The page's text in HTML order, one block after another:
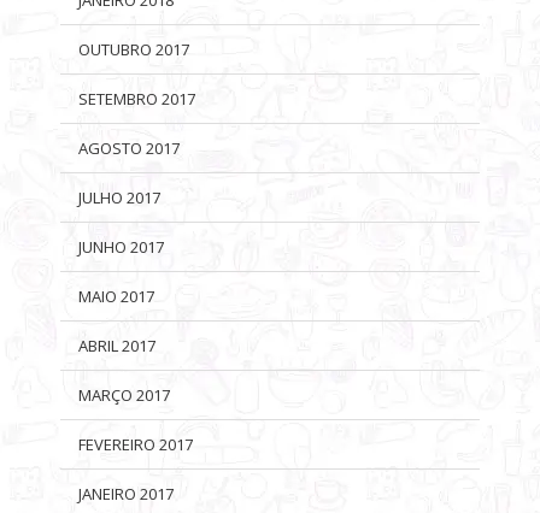
OUTUBRO 2017
SETEMBRO 2017
AGOSTO 2017
JULHO 2017
JUNHO 2017
MAIO 2017
ABRIL 2017
MARÇO 2017
FEVEREIRO 2017
JANEIRO 2017